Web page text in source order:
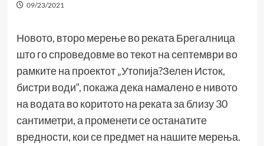
09/23/2021
Новото, второ мерење во реката Брегалница
што го спроведовме во текот на септември во
рамките на проектот „Утопија?Зелен Исток,
бистри води“, покажа дека намалено е нивото
на водата во коритото на реката за близу 30
сантиметри, а променети се останатите
вредности, кои се предмет на нашите мерења.